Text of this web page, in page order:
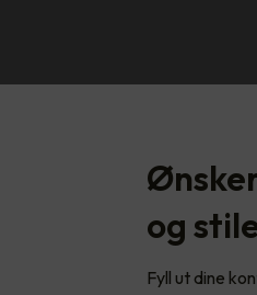
og
Fyll ut dine